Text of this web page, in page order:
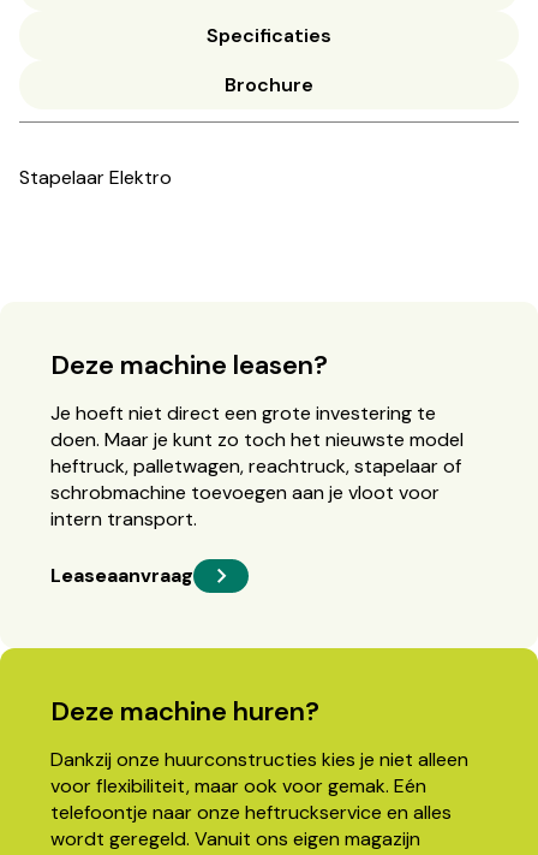
Specificaties
Brochure
Stapelaar Elektro
Deze machine leasen?
Je hoeft niet direct een grote investering te
doen. Maar je kunt zo toch het nieuwste model
heftruck, palletwagen, reachtruck, stapelaar of
schrobmachine toevoegen aan je vloot voor
intern transport.
Leaseaanvraag
Deze machine huren?
Dankzij onze huurconstructies kies je niet alleen
voor flexibiliteit, maar ook voor gemak. Eén
telefoontje naar onze heftruckservice en alles
wordt geregeld. Vanuit ons eigen magazijn